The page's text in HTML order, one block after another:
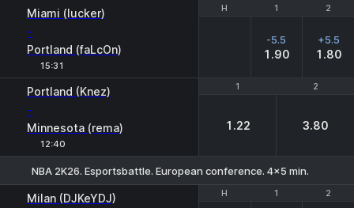
H 1 2
Miami (lucker)
-
Portland (faLcOn)
15:31
H 1 2
-5.5
1.90
+5.5
1.80
1 2
Portland (Knez)
-
Minnesota (rema)
12:40
1 2
1.22 3.80
NBA 2K26. Esportsbattle. European conference. 4x5 min.
H 1 2
Milan (DJKeYDJ) H 1 2